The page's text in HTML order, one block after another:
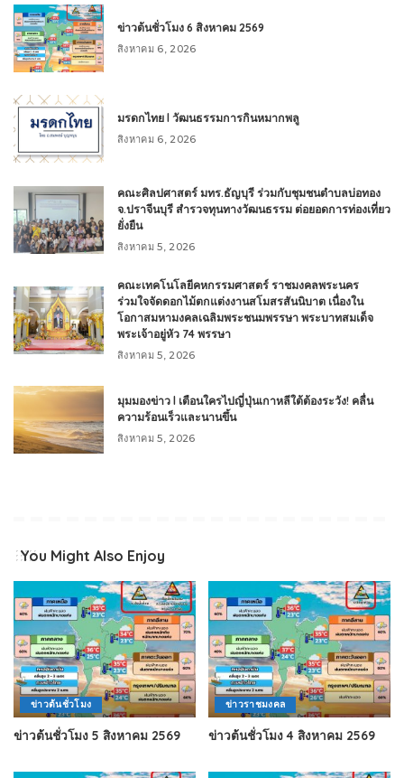
ข่าวต้นชั่วโมง 6 สิงหาคม 2569
สิงหาคม 6, 2026
มรดกไทย l วัฒนธรรมการกินหมากพลู
สิงหาคม 6, 2026
คณะศิลปศาสตร์ มทร.ธัญบุรี ร่วมกับชุมชนตำบลบ่อทอง
จ.ปราจีนบุรี สำรวจทุนทางวัฒนธรรม ต่อยอดการท่องเที่ยว
ยั่งยืน
สิงหาคม 5, 2026
คณะเทคโนโลยีคหกรรมศาสตร์ ราชมงคลพระนคร
ร่วมใจจัดดอกไม้ตกแต่งงานสโมสรสันนิบาต เนื่องใน
โอกาสมหามงคลเฉลิมพระชนมพรรษา พระบาทสมเด็จ
พระเจ้าอยู่หัว 74 พรรษา
สิงหาคม 5, 2026
มุมมองข่าว l เตือนใครไปญี่ปุ่นเกาหลีใต้ต้องระวัง! คลื่น
ความร้อนเร็วและนานขึ้น
สิงหาคม 5, 2026
You Might Also Enjoy
ข่าวต้นชั่วโมง
ข่าวต้นชั่วโมง 5 สิงหาคม 2569
ข่าวราชมงคล
ข่าวต้นชั่วโมง 4 สิงหาคม 2569